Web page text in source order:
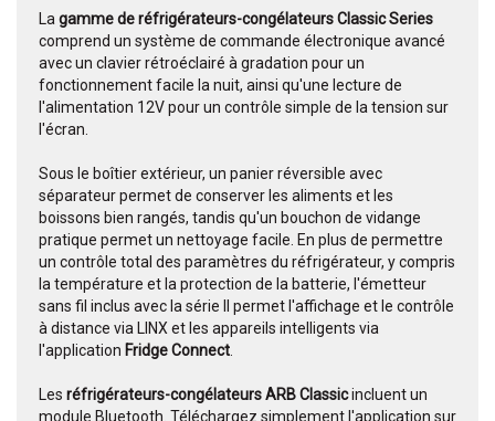
La gamme de réfrigérateurs-congélateurs Classic Series
comprend un système de commande électronique avancé
avec un clavier rétroéclairé à gradation pour un
fonctionnement facile la nuit, ainsi qu'une lecture de
l'alimentation 12V pour un contrôle simple de la tension sur
l'écran.
Sous le boîtier extérieur, un panier réversible avec
séparateur permet de conserver les aliments et les
boissons bien rangés, tandis qu'un bouchon de vidange
pratique permet un nettoyage facile. En plus de permettre
un contrôle total des paramètres du réfrigérateur, y compris
la température et la protection de la batterie, l'émetteur
sans fil inclus avec la série II permet l'affichage et le contrôle
à distance via LINX et les appareils intelligents via
l'application Fridge Connect
Les réfrigérateurs-congélateurs ARB Classicincluent un
module Bluetooth. Téléchargez simplement l'application sur